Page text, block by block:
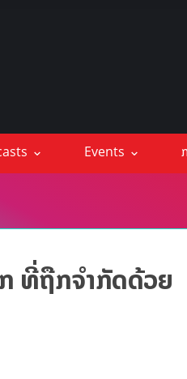
Events
ທີ່ຖືກຈຳກັດດ້ວຍ